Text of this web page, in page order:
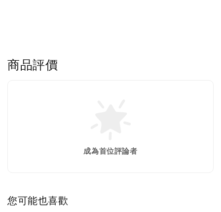
商品評價
成為首位評論者
您可能也喜歡